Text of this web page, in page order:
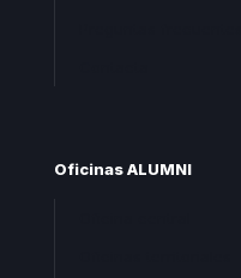
Oficinas ALUMNI